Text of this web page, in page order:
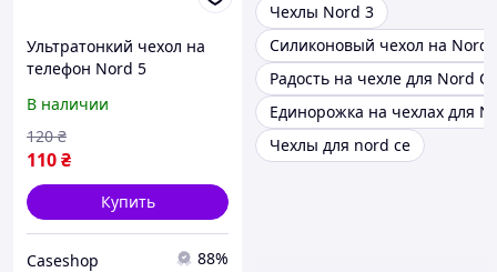
Ультратонкий чехол на
телефон Nord 5
В наличии
110₴
120 ₴
Купить
Caseshop 88%
Чехлы Nord 3
Силиконовый чехол на Nord
Радость на чехле для Nord
Единорожка на чехлах для
Чехлы для nord ce